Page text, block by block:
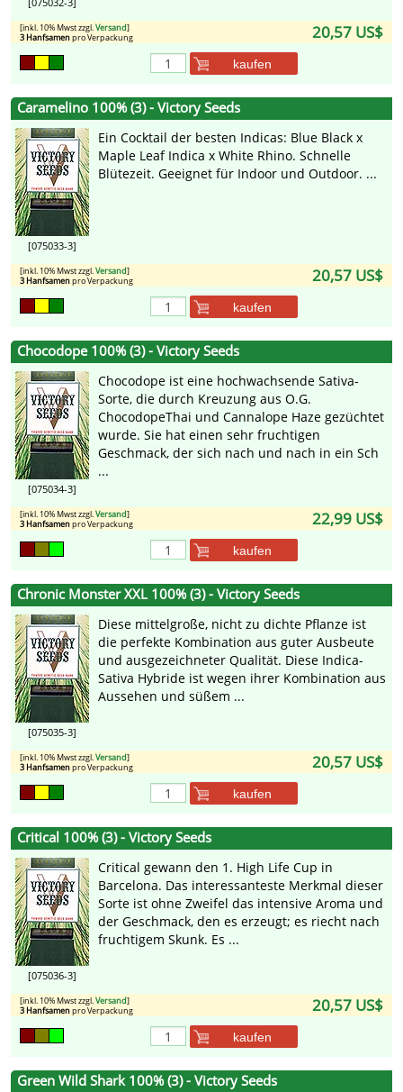
20,57 US$
[inkl. 10% Mwst zzgl.Versand]
3 Hanfsamenpro Verpackung
kaufen
Caramelino 100% (3) - Victory Seeds
[075033-3]
Ein Cocktail der besten Indicas: Blue Black x
Maple Leaf Indica x White Rhino. Schnelle
Blütezeit. Geeignet für Indoor und Outdoor. ...
20,57 US$
[inkl. 10% Mwst zzgl.Versand]
3 Hanfsamenpro Verpackung
kaufen
Chocodope 100% (3) - Victory Seeds
[075034-3]
Chocodope ist eine hochwachsende Sativa-
Sorte, die durch Kreuzung aus O.G.
ChocodopeThai und Cannalope Haze gezüchtet
wurde. Sie hat einen sehr fruchtigen
Geschmack, der sich nach und nach in ein Sch
...
22,99 US$
[inkl. 10% Mwst zzgl.Versand]
3 Hanfsamenpro Verpackung
kaufen
Chronic Monster XXL 100% (3) - Victory Seeds
[075035-3]
Diese mittelgroße, nicht zu dichte Pflanze ist
die perfekte Kombination aus guter Ausbeute
und ausgezeichneter Qualität. Diese Indica-
Sativa Hybride ist wegen ihrer Kombination aus
Aussehen und süßem ...
20,57 US$
[inkl. 10% Mwst zzgl.Versand]
3 Hanfsamenpro Verpackung
kaufen
Critical 100% (3) - Victory Seeds
[075036-3]
Critical gewann den 1. High Life Cup in
Barcelona. Das interessanteste Merkmal dieser
Sorte ist ohne Zweifel das intensive Aroma und
der Geschmack, den es erzeugt; es riecht nach
fruchtigem Skunk. Es ...
20,57 US$
[inkl. 10% Mwst zzgl.Versand]
3 Hanfsamenpro Verpackung
kaufen
Green Wild Shark 100% (3) - Victory Seeds